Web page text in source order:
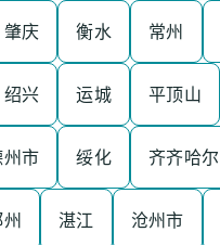
肇庆 衡水 常州
绍兴 运城 平顶山
州市 绥化 齐齐哈尔
湛江 沧州市